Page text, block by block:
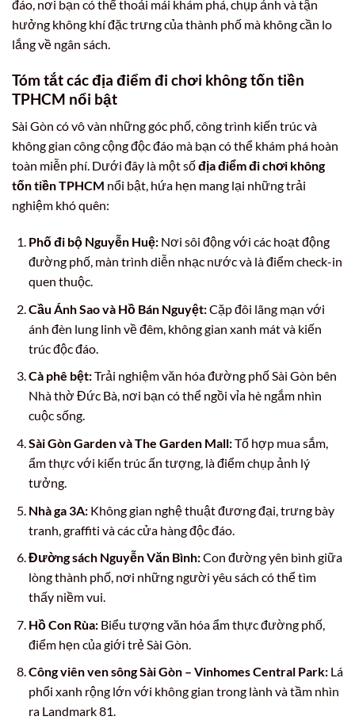
đáo, nơi bạn có thể thoải mái khám phá, chụp ảnh và tận
hưởng không khí đặc trưng của thành phố mà không cần lo
lắng về ngân sách.
Tóm tắt các địa điểm đi chơi không tốn tiền
TPHCM nổi bật
Sài Gòn có vô vàn những góc phố, công trình kiến trúc và
không gian công cộng độc đáo mà bạn có thể khám phá hoàn
toàn miễn phí. Dưới đây là một sốđịa điểm đi chơi không
tốn tiền TPHCM nổi bật, hứa hẹn mang lại những trải
nghiệm khó quên:
Phố đi bộ Nguyễn Huệ:Nơi sôi động với các hoạt động
đường phố, màn trình diễn nhạc nước và là điểm check-in
quen thuộc.
Cầu Ánh Sao và Hồ Bán Nguyệt:Cặp đôi lãng mạn với
ánh đèn lung linh về đêm, không gian xanh mát và kiến
trúc độc đáo.
Cà phê bệt:Trải nghiệm văn hóa đường phố Sài Gòn bên
Nhà thờ Đức Bà, nơi bạn có thể ngồi vỉa hè ngắm nhìn
cuộc sống.
Sài Gòn Garden và The Garden Mall:Tổ hợp mua sắm,
ẩm thực với kiến trúc ấn tượng, là điểm chụp ảnh lý
tưởng.
Nhà ga 3A:Không gian nghệ thuật đương đại, trưng bày
tranh, graffiti và các cửa hàng độc đáo.
Đường sách Nguyễn Văn Bình:Con đường yên bình giữa
lòng thành phố, nơi những người yêu sách có thể tìm
thấy niềm vui.
Hồ Con Rùa:Biểu tượng văn hóa ẩm thực đường phố,
điểm hẹn của giới trẻ Sài Gòn.
Công viên ven sông Sài Gòn – Vinhomes Central Park:Lá
phổi xanh rộng lớn với không gian trong lành và tầm nhìn
ra Landmark 81.